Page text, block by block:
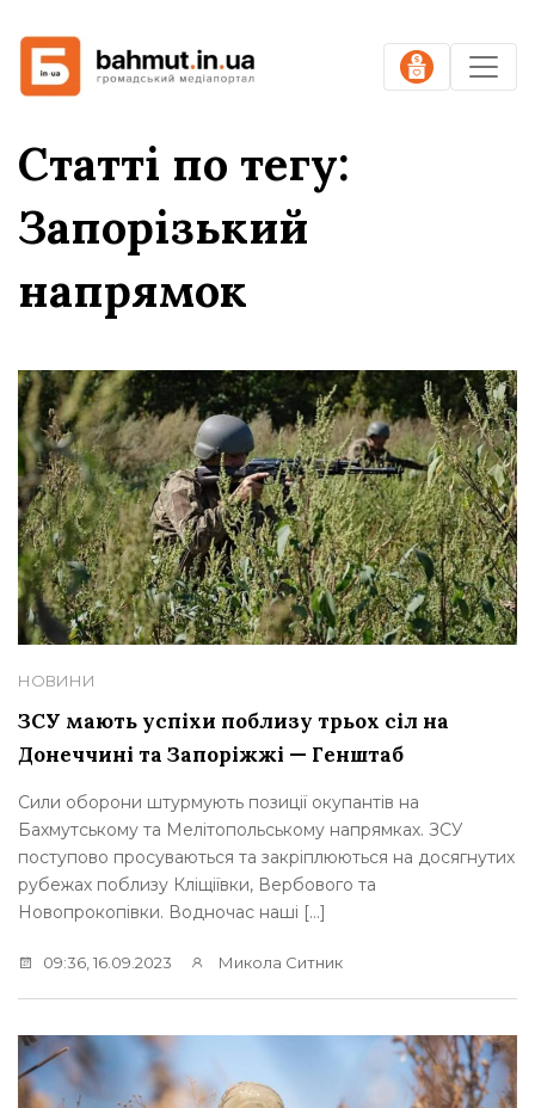
Статті по тегу:
Запорізький
напрямок
НОВИНИ
ЗСУ мають успіхи поблизу трьох сіл на
Донеччині та Запоріжжі — Генштаб
Сили оборони штурмують позиції окупантів на
Бахмутському та Мелітопольському напрямках. ЗСУ
поступово просуваються та закріплюються на досягнутих
рубежах поблизу Кліщіївки, Вербового та
Новопрокопівки. Водночас наші […]
09:36, 16.09.2023 Микола Ситник